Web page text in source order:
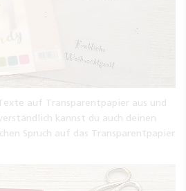
auf Transparentpapier aus und
kannst du auch deinen
Spruch auf das Transparentpapier